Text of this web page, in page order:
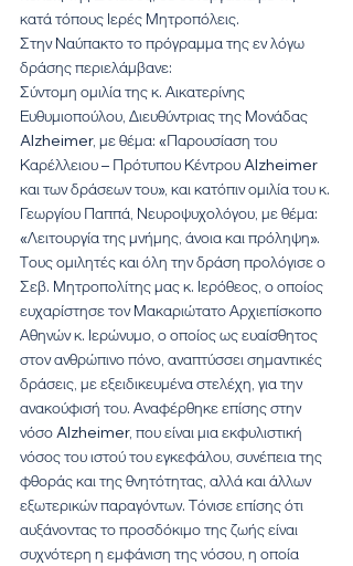
κατά τόπους Ιερές Μητροπόλεις.
Στην Ναύπακτο το πρόγραμμα της εν λόγω
δράσης περιελάμβανε:
Σύντομη ομιλία της κ. Αικατερίνης
Ευθυμιοπούλου, Διευθύντριας της Μονάδας
Alzheimer, με θέμα: «Παρουσίαση του
Καρέλλειου – Πρότυπου Κέντρου Alzheimer
και των δράσεων του», και κατόπιν ομιλία του κ.
Γεωργίου Παππά, Νευροψυχολόγου, με θέμα:
«Λειτουργία της μνήμης, άνοια και πρόληψη».
Τους ομιλητές και όλη την δράση προλόγισε ο
Σεβ. Μητροπολίτης μας κ. Ιερόθεος, ο οποίος
ευχαρίστησε τον Μακαριώτατο Αρχιεπίσκοπο
Αθηνών κ. Ιερώνυμο, ο οποίος ως ευαίσθητος
στον ανθρώπινο πόνο, αναπτύσσει σημαντικές
δράσεις, με εξειδικευμένα στελέχη, για την
ανακούφισή του. Αναφέρθηκε επίσης στην
νόσο Alzheimer, που είναι μια εκφυλιστική
νόσος του ιστού του εγκεφάλου, συνέπεια της
φθοράς και της θνητότητας, αλλά και άλλων
εξωτερικών παραγόντων. Τόνισε επίσης ότι
αυξάνοντας το προσδόκιμο της ζωής είναι
συχνότερη η εμφάνιση της νόσου, η οποία